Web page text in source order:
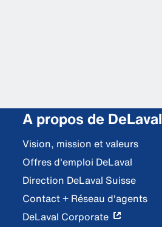
A propos de DeLaval
Vision, mission et valeurs
Offres d'emploi DeLaval
Direction DeLaval Suisse
Contact + Réseau d'agents
DeLaval Corporate